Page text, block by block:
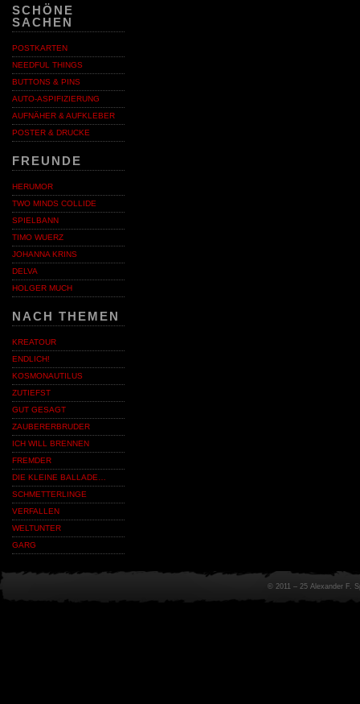
SCHÖNE
SACHEN
POSTKARTEN
NEEDFUL THINGS
BUTTONS & PINS
AUTO-ASPIFIZIERUNG
AUFNÄHER & AUFKLEBER
POSTER & DRUCKE
FREUNDE
HERUMOR
TWO MINDS COLLIDE
SPIELBANN
TIMO WUERZ
JOHANNA KRINS
DELVA
HOLGER MUCH
NACH THEMEN
KREATOUR
ENDLICH!
KOSMONAUTILUS
ZUTIEFST
GUT GESAGT
ZAUBERERBRUDER
ICH WILL BRENNEN
FREMDER
DIE KLEINE BALLADE…
SCHMETTERLINGE
VERFALLEN
WELTUNTER
GARG
© 2011 – 25 Alexander F.